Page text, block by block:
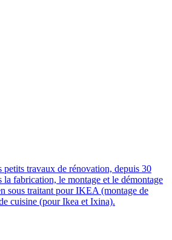
petits travaux de rénovation, depuis 30
la fabrication, le montage et le démontage
sous traitant pour IKEA (montage de
cuisine (pour Ikea et Ixina).